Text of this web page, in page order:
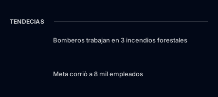
TENDECIAS
Bomberos trabajan en 3 incendios forestales
Meta corriò a 8 mil empleados